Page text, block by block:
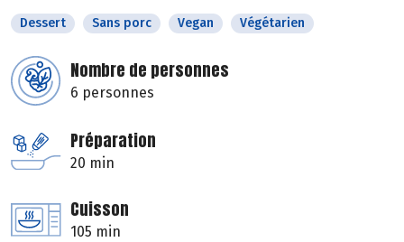
Dessert Sans porc Vegan Végétarien
Nombre de personnes
6 personnes
Préparation
20 min
Cuisson
105 min